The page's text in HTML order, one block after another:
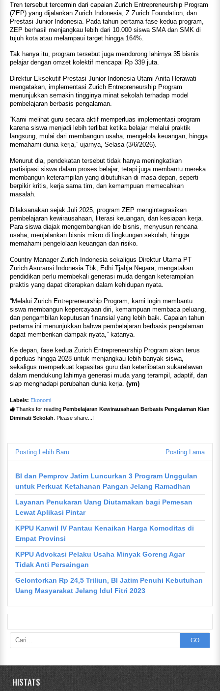
Tren tersebut tercermin dari capaian Zurich Entrepreneurship Program
(ZEP) yang dijalankan Zurich Indonesia, Z Zurich Foundation, dan
Prestasi Junior Indonesia. Pada tahun pertama fase kedua program,
ZEP berhasil menjangkau lebih dari 10.000 siswa SMA dan SMK di
tujuh kota atau melampaui target hingga 164%.
Tak hanya itu, program tersebut juga mendorong lahirnya 35 bisnis
pelajar dengan omzet kolektif mencapai Rp 339 juta.
Direktur Eksekutif Prestasi Junior Indonesia Utami Anita Herawati
mengatakan, implementasi Zurich Entrepreneurship Program
menunjukkan semakin tingginya minat sekolah terhadap model
pembelajaran berbasis pengalaman.
“Kami melihat guru secara aktif memperluas implementasi program
karena siswa menjadi lebih terlibat ketika belajar melalui praktik
langsung, mulai dari membangun usaha, mengelola keuangan, hingga
memahami dunia kerja,” ujarnya, Selasa (3/6/2026).
Menurut dia, pendekatan tersebut tidak hanya meningkatkan
partisipasi siswa dalam proses belajar, tetapi juga membantu mereka
membangun keterampilan yang dibutuhkan di masa depan, seperti
berpikir kritis, kerja sama tim, dan kemampuan memecahkan
masalah.
Dilaksanakan sejak Juli 2025, program ZEP mengintegrasikan
pembelajaran kewirausahaan, literasi keuangan, dan kesiapan kerja.
Para siswa diajak mengembangkan ide bisnis, menyusun rencana
usaha, menjalankan bisnis mikro di lingkungan sekolah, hingga
memahami pengelolaan keuangan dan risiko.
Country Manager Zurich Indonesia sekaligus Direktur Utama PT
Zurich Asuransi Indonesia Tbk, Edhi Tjahja Negara, mengatakan
pendidikan perlu membekali generasi muda dengan keterampilan
praktis yang dapat diterapkan dalam kehidupan nyata.
“Melalui Zurich Entrepreneurship Program, kami ingin membantu
siswa membangun kepercayaan diri, kemampuan membaca peluang,
dan pengambilan keputusan finansial yang lebih baik. Capaian tahun
pertama ini menunjukkan bahwa pembelajaran berbasis pengalaman
dapat memberikan dampak nyata,” katanya.
Ke depan, fase kedua Zurich Entrepreneurship Program akan terus
diperluas hingga 2028 untuk menjangkau lebih banyak siswa,
sekaligus memperkuat kapasitas guru dan keterlibatan sukarelawan
dalam mendukung lahirnya generasi muda yang terampil, adaptif, dan
siap menghadapi perubahan dunia kerja. (ym)
Labels: Ekonomi
Thanks for reading Pembelajaran Kewirausahaan Berbasis Pengalaman Kian
Diminati Sekolah . Please share...!
Posting Lebih Baru Posting Lama
BI dan Pemprov Jatim Luncurkan 3 Program Unggulan
untuk Perkuat Ketahanan Pangan Jelang Ramadhan
Layanan Penukaran Uang Diutamakan bagi Pemesan
Lewat Aplikasi Pintar
KPPU Kanwil IV Pantau Kenaikan Harga Komoditas di
Empat Provinsi
KPPU Advokasi Pelaku Usaha Minyak Goreng Agar
Tidak Anti Persaingan
Gelontorkan Rp 24,5 Triliun, BI Jatim Penuhi Kebutuhan
Uang Masyarakat Jelang Idul Fitri 2023
GO
HISTATS